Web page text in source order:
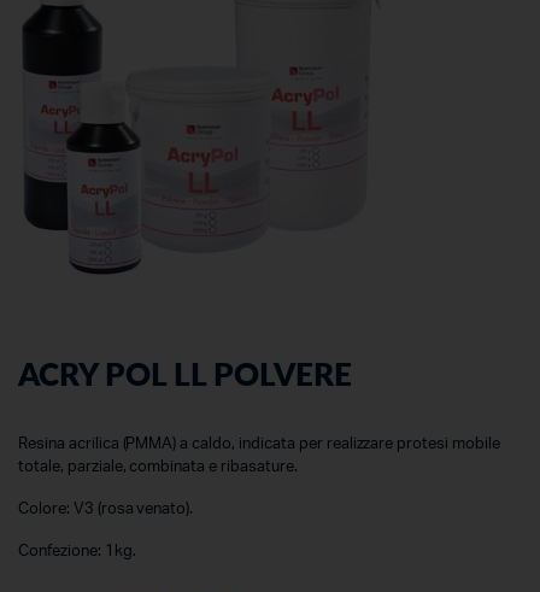
ACRY POL LL POLVERE
Resina acrilica (PMMA) a caldo, indicata per realizzare protesi mobile
totale, parziale, combinata e ribasature.
Colore: V3 (rosa venato).
Confezione: 1kg.